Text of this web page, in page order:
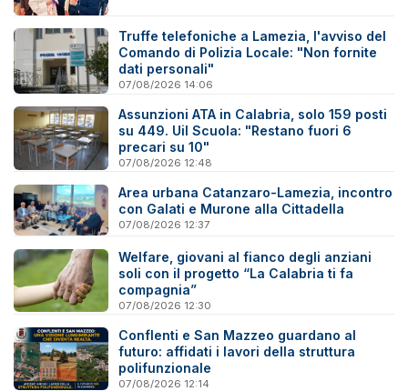
Truffe telefoniche a Lamezia, l'avviso del
Comando di Polizia Locale: "Non fornite
dati personali"
07/08/2026 14:06
Assunzioni ATA in Calabria, solo 159 posti
su 449. Uil Scuola: "Restano fuori 6
precari su 10"
07/08/2026 12:48
Area urbana Catanzaro-Lamezia, incontro
con Galati e Murone alla Cittadella
07/08/2026 12:37
Welfare, giovani al fianco degli anziani
soli con il progetto “La Calabria ti fa
compagnia”
07/08/2026 12:30
Conflenti e San Mazzeo guardano al
futuro: affidati i lavori della struttura
polifunzionale
07/08/2026 12:14